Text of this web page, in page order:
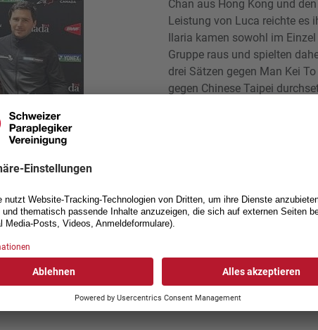
Chan aus Hong Kong und
Leistung von Luca reichte es
Ilaria kamen sowohl im
Gruppe raus und spielten
drei Sätzen gegen Man Kei
gegen Chinese Taipei
Sätzen gegen die Türkin
die beiden Schweizerinnen
Die Schweizer Delegation
kommt eine kurze aber
Turnierhighlights: Das Level
im August.